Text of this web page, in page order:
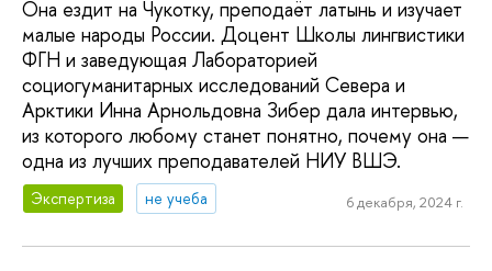
Она ездит на Чукотку, преподаёт латынь и изучает
малые народы России. Доцент Школы лингвистики
ФГН и заведующая Лабораторией
социогуманитарных исследований Севера и
Арктики Инна Арнольдовна Зибер дала интервью,
из которого любому станет понятно, почему она —
одна из лучших преподавателей НИУ ВШЭ.
Экспертиза не учеба 6 декабря, 2024 г.